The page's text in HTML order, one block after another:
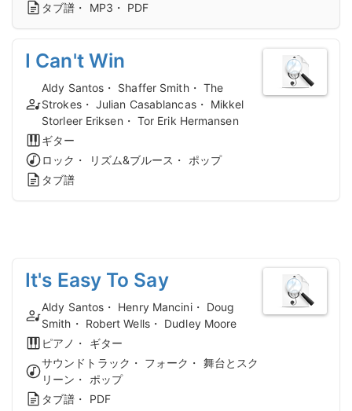
タブ譜・ MP3・ PDF
I Can't Win
Aldy Santos・ Shaffer Smith・ The
Strokes・ Julian Casablancas・ Mikkel
Storleer Eriksen・ Tor Erik Hermansen
ギター
ロック・ リズム&ブルース・ ポップ
タブ譜
It's Easy To Say
Aldy Santos・ Henry Mancini・ Doug
Smith・ Robert Wells・ Dudley Moore
ピアノ・ ギター
サウンドトラック・ フォーク・ 舞台とスク
リーン・ ポップ
タブ譜・ PDF